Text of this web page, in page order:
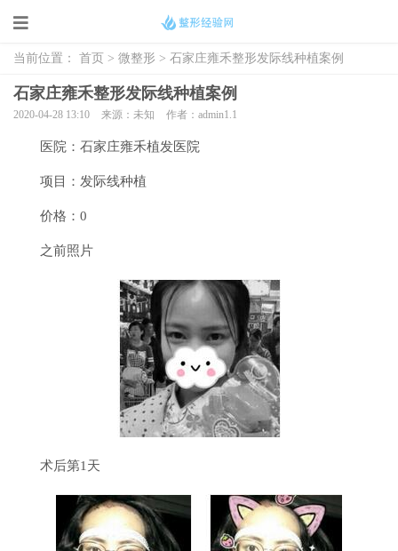
当前位置： 首页 > 微整形 > 石家庄雍禾整形发际线种植案例
石家庄雍禾整形发际线种植案例
2020-04-28 13:10 来源：未知 作者：admin1.1
医院：石家庄雍禾植发医院
项目：发际线种植
价格：0
之前照片
术后第1天